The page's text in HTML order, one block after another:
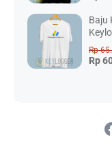
Baju
Rp
Rp